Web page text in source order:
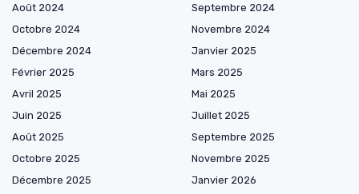
Août 2024
Septembre 2024
Octobre 2024
Novembre 2024
Décembre 2024
Janvier 2025
Février 2025
Mars 2025
Avril 2025
Mai 2025
Juin 2025
Juillet 2025
Août 2025
Septembre 2025
Octobre 2025
Novembre 2025
Décembre 2025
Janvier 2026